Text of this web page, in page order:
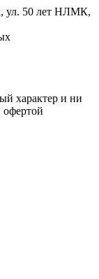
ул. 50 лет НЛМК,
характер и ни
офертой